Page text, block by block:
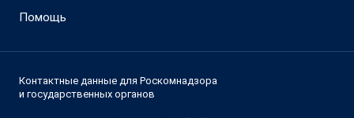
Помощь
Контактные данные для Роскомнадзора
и государственных органов